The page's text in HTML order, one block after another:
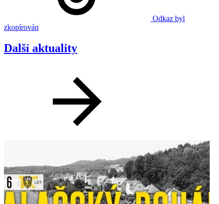
Odkaz byl
zkopírován
Další aktuality